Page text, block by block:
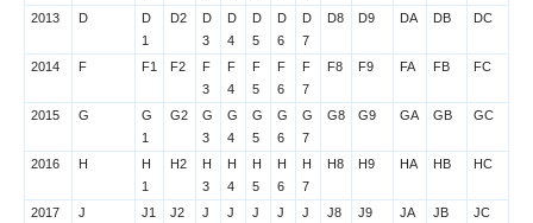
2013 D
D
1
D2
D
3
D
4
D
5
D
6
D
7
D8 D9 DA DB DC
2014 F F1 F2
F
3
F
4
F
5
F
6
F
7
F8 F9 FA FB FC
2015 G
G
1
G2
G
3
G
4
G
5
G
6
G
7
G8 G9 GA GB GC
2016 H
H
1
H2
H
3
H
4
H
5
H
6
H
7
H8 H9 HA HB HC
2017 J J1 J2
J
J
J
J
J
J8 J9 JA JB JC